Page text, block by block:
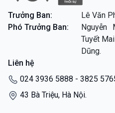
Trưởng Ban:
Lê Văn
Phó Trưởng Ban:
Nguyễn
Tuyết
Dũng.
Liên hệ
024 3936 5888 - 3825
43 Bà Triệu, Hà Nội.